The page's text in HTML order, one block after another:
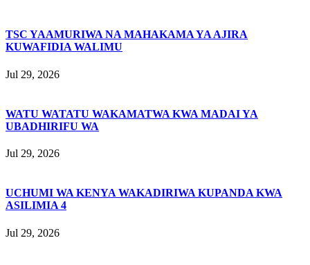
TSC YAAMURIWA NA MAHAKAMA YA AJIRA
KUWAFIDIA WALIMU
Jul 29, 2026
WATU WATATU WAKAMATWA KWA MADAI YA
UBADHIRIFU WA
Jul 29, 2026
UCHUMI WA KENYA WAKADIRIWA KUPANDA KWA
ASILIMIA 4
Jul 29, 2026